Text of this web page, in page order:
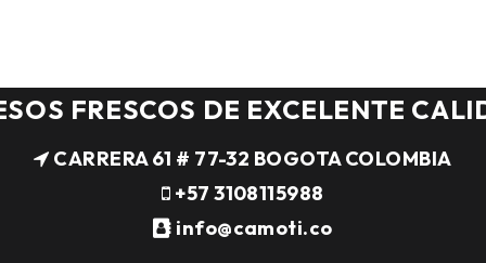
FRESCOS DE EXCELENTE
CARRERA 61 # 77-32 BOGOTA COLOMBIA
+57 3108115988
info@camoti.co